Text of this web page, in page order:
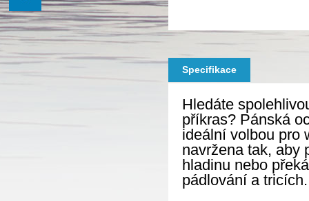
Specifikace
Hledáte
příkras? Pánská
ideální volbou pro
navržena tak, aby
hladinu nebo
pádlování a tricích.